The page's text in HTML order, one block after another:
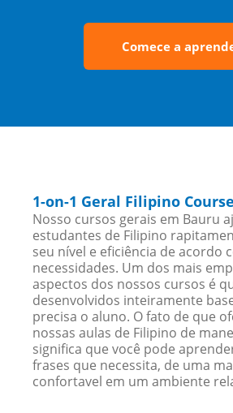
Comece a
1-on-1 Geral Filipino
Nosso cursos gerais em Bauru
estudantes de Filipino
seu nível e eficiência de acordo
necessidades. Um dos mais
aspectos dos nossos cursos é
desenvolvidos inteiramente
precisa o aluno. O fato de que
nossas aulas de Filipino de
significa que você pode
frases que necessita, de uma
confortavel em um ambiente